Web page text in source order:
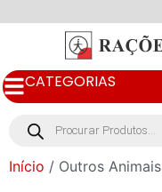
CATEGORIAS
Início / Outros Animais